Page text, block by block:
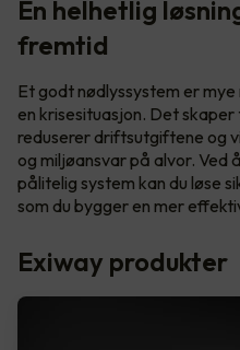
En helhetlig
fremtid
Et godt nødlyssystem er
en krisesituasjon. Det
reduserer driftsutgiftene og
og miljøansvar på alvor. Ved
pålitelig system kan du løse
som du bygger en mer
Exiway produkter